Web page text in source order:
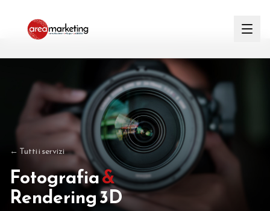
← Tutti i servizi
Fotografia&
Rendering 3D